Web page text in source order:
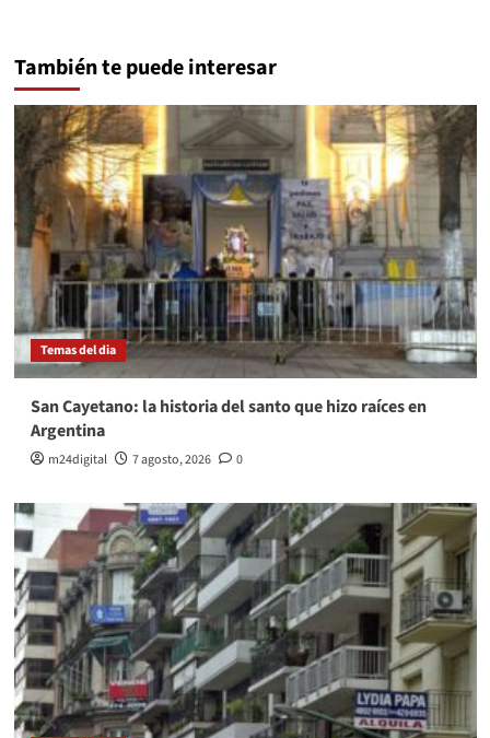
También te puede interesar
Temas del dia
San Cayetano: la historia del santo que hizo raíces en
Argentina
m24digital 7 agosto, 2026 0